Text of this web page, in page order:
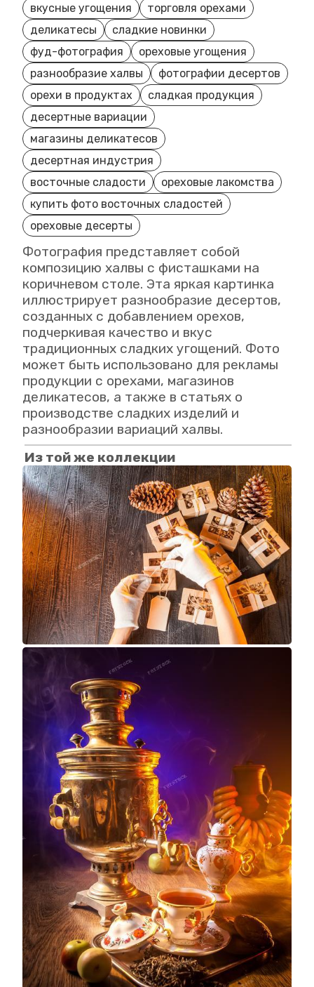
вкусные угощения
торговля орехами
деликатесы
сладкие новинки
фуд-фотография
ореховые угощения
разнообразие халвы
фотографии десертов
орехи в продуктах
сладкая продукция
десертные вариации
магазины деликатесов
десертная индустрия
восточные сладости
ореховые лакомства
купить фото восточных сладостей
ореховые десерты
Фотография представляет собой
композицию халвы с фисташками на
коричневом столе. Эта яркая картинка
иллюстрирует разнообразие десертов,
созданных с добавлением орехов,
подчеркивая качество и вкус
традиционных сладких угощений. Фото
может быть использовано для рекламы
продукции с орехами, магазинов
деликатесов, а также в статьях о
производстве сладких изделий и
разнообразии вариаций халвы.
Из той же коллекции